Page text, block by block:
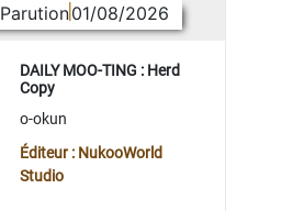
Parution01/08/2026
DAILY MOO-TING : Herd
Copy
o-okun
Éditeur : NukooWorld
Studio